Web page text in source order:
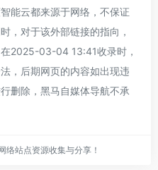
能云都来源于网络，不保证
，对于该外部链接的指向，
2025-03-04 13:41收录时，
，后期网页的内容如出现违
删除，黑马自媒体导航不承
络站点资源收集与分享！